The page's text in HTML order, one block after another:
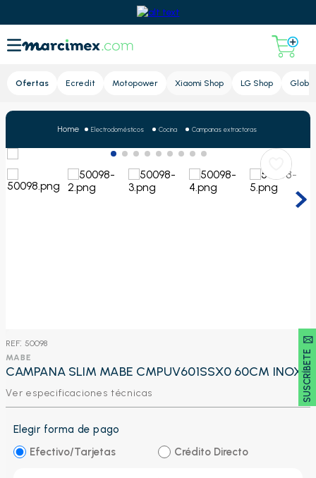
Ofertas Ecredit Motopower Xiaomi Shop LG Shop Global
SUSCRÍBETE 🖂
Electrodomésticos Cocina Campanas extractoras
: 50098
MABE
CAMPANA SLIM MABE CMPUV601SSX0 60CM INOX
Ver especificaciones técnicas
Elegir forma de pago
Efectivo/Tarjetas
Crédito Directo